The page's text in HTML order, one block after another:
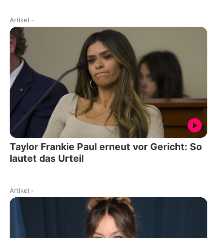
Artikel -
Taylor Frankie Paul erneut vor Gericht: So
lautet das Urteil
Artikel -